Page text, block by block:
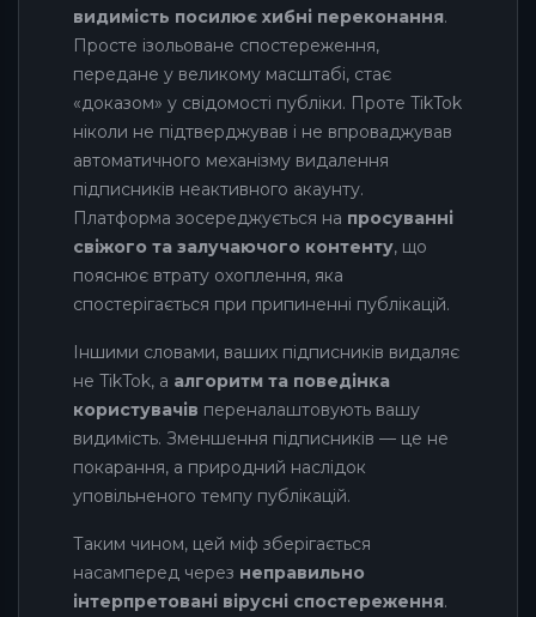
видимість посилює хибні переконання.
Просте ізольоване спостереження,
передане у великому масштабі, стає
«доказом» у свідомості публіки. Проте TikTok
ніколи не підтверджував і не впроваджував
автоматичного механізму видалення
підписників неактивного акаунту.
Платформа зосереджується на просуванні
свіжого та залучаючого контенту, що
пояснює втрату охоплення, яка
спостерігається при припиненні публікацій.
Іншими словами, ваших підписників видаляє
не TikTok, а алгоритм та поведінка
користувачів переналаштовують вашу
видимість. Зменшення підписників — це не
покарання, а природний наслідок
уповільненого темпу публікацій.
Таким чином, цей міф зберігається
насамперед через неправильно
інтерпретовані вірусні спостереження.